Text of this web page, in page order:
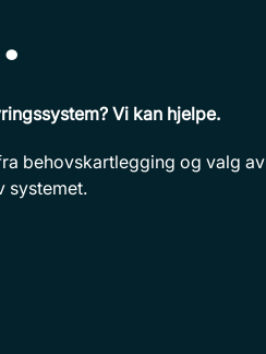
Vi kan hjelpe.
behovskartlegging og valg av
systemet.